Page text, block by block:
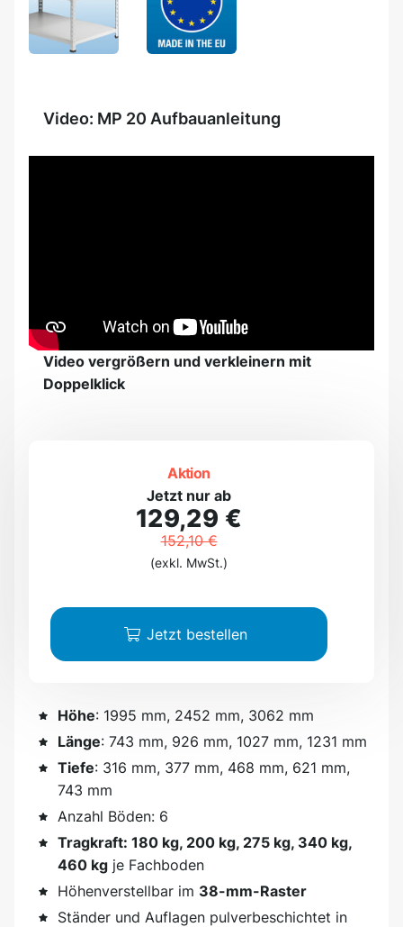
Video: MP 20 Aufbauanleitung
Video vergrößern und verkleinern mit
Doppelklick
Aktion
Jetzt nur ab
129,29 €
152,10 €
(exkl. MwSt.)
Jetzt bestellen
Höhe: 1995 mm, 2452 mm, 3062 mm
Länge: 743 mm, 926 mm, 1027 mm, 1231 mm
Tiefe: 316 mm, 377 mm, 468 mm, 621 mm,
743 mm
Anzahl Böden: 6
Tragkraft: 180 kg, 200 kg, 275 kg, 340 kg,
460 kg je Fachboden
Höhenverstellbar im 38-mm-Raster
Ständer und Auflagen pulverbeschichtet in